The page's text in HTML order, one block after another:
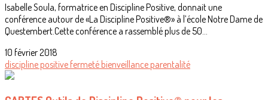
Isabelle Soula, formatrice en Discipline Positive, donnait une
conférence autour de «La Discipline Positive®» à l’école Notre Dame de
Questembert.Cette conférence a rassemblé plus de 50...
10 février 2018
discipline positive fermeté bienveillance parentalité